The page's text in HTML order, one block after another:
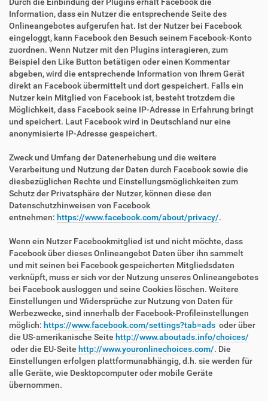
Durch die Einbindung der Plugins erhält Facebook die
Information, dass ein Nutzer die entsprechende Seite des
Onlineangebotes aufgerufen hat. Ist der Nutzer bei Facebook
eingeloggt, kann Facebook den Besuch seinem Facebook-Konto
zuordnen. Wenn Nutzer mit den Plugins interagieren, zum
Beispiel den Like Button betätigen oder einen Kommentar
abgeben, wird die entsprechende Information von Ihrem Gerät
direkt an Facebook übermittelt und dort gespeichert. Falls ein
Nutzer kein Mitglied von Facebook ist, besteht trotzdem die
Möglichkeit, dass Facebook seine IP-Adresse in Erfahrung bringt
und speichert. Laut Facebook wird in Deutschland nur eine
anonymisierte IP-Adresse gespeichert.
Zweck und Umfang der Datenerhebung und die weitere
Verarbeitung und Nutzung der Daten durch Facebook sowie die
diesbezüglichen Rechte und Einstellungsmöglichkeiten zum
Schutz der Privatsphäre der Nutzer, können diese den
Datenschutzhinweisen von Facebook
entnehmen: https://www.facebook.com/about/privacy/.
Wenn ein Nutzer Facebookmitglied ist und nicht möchte, dass
Facebook über dieses Onlineangebot Daten über ihn sammelt
und mit seinen bei Facebook gespeicherten Mitgliedsdaten
verknüpft, muss er sich vor der Nutzung unseres Onlineangebotes
bei Facebook ausloggen und seine Cookies löschen. Weitere
Einstellungen und Widersprüche zur Nutzung von Daten für
Werbezwecke, sind innerhalb der Facebook-Profileinstellungen
möglich: https://www.facebook.com/settings?tab=ads oder über
die US-amerikanische Seite http://www.aboutads.info/choices/
oder die EU-Seite http://www.youronlinechoices.com/. Die
Einstellungen erfolgen plattformunabhängig, d.h. sie werden für
alle Geräte, wie Desktopcomputer oder mobile Geräte
übernommen.